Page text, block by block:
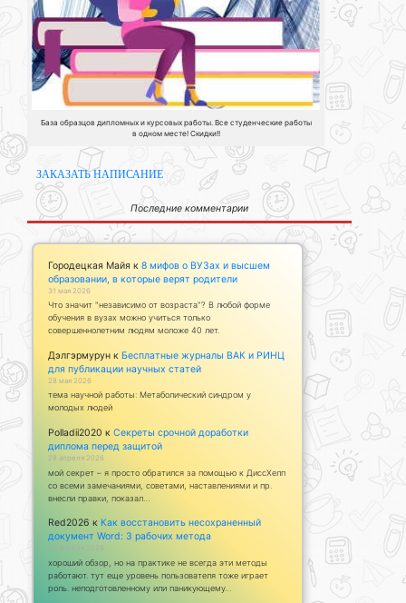
База образцов дипломных и курсовых работы. Все студенческие работы
в одном месте! Скидки!!
ЗАКАЗАТЬ НАПИСАНИЕ
Последние комментарии
Городецкая Майя к 8 мифов о ВУЗах и высшем
образовании, в которые верят родители
31 мая 2026
Что значит "независимо от возраста"? В любой форме
обучения в вузах можно учиться только
совершеннолетним людям моложе 40 лет.
Дэлгэрмурун к Бесплатные журналы ВАК и РИНЦ
для публикации научных статей
28 мая 2026
тема научной работы: Метаболический синдром у
молодых людей
Polladii2020 к Секреты срочной доработки
диплома перед защитой
28 апреля 2026
мой секрет – я просто обратился за помощью к ДиссХелп
со всеми замечаниями, советами, наставлениями и пр.
внесли правки, показал…
Red2026 к Как восстановить несохраненный
документ Word: 3 рабочих метода
23 апреля 2026
хороший обзор, но на практике не всегда эти методы
работают. тут еще уровень пользователя тоже играет
роль. неподготовленному или паникующему…